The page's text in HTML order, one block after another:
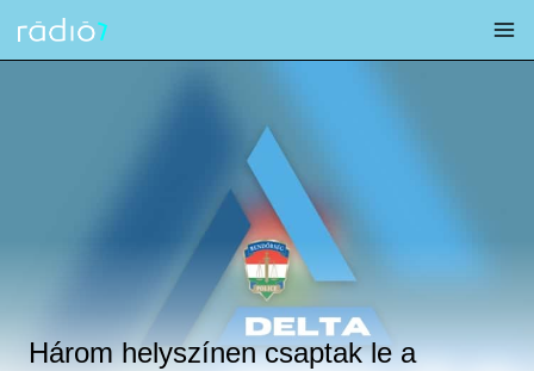
Három helyszínen csaptak le a